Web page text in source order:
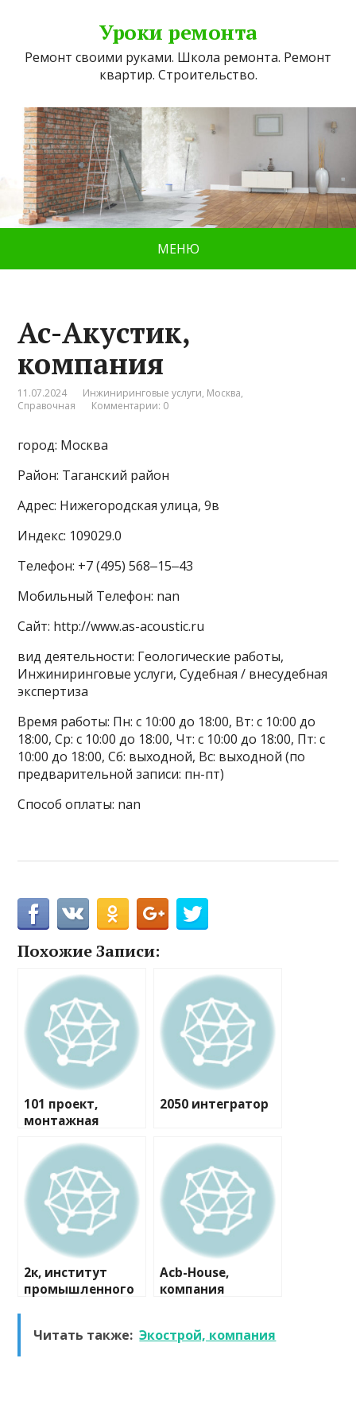
Уроки ремонта
Ремонт своими руками. Школа ремонта. Ремонт
квартир. Строительство.
МЕНЮ
Ас-Акустик,
компания
11.07.2024 Инжиниринговые услуги, Москва,
Справочная
Комментарии: 0
город: Москва
Район: Таганский район
Адрес: Нижегородская улица, 9в
Индекс: 109029.0
Телефон: +7 (495) 568‒15‒43
Мобильный Телефон: nan
Сайт: http://www.as-acoustic.ru
вид деятельности: Геологические работы,
Инжиниринговые услуги, Судебная / внесудебная
экспертиза
Время работы: Пн: с 10:00 до 18:00, Вт: с 10:00 до
18:00, Ср: с 10:00 до 18:00, Чт: с 10:00 до 18:00, Пт: с
10:00 до 18:00, Сб: выходной, Вс: выходной (по
предварительной записи: пн-пт)
Способ оплаты: nan
Похожие Записи:
101 проект,
монтажная
2050 интегратор
2к, институт
промышленного
Acb-House,
компания
Читать также: Экострой, компания